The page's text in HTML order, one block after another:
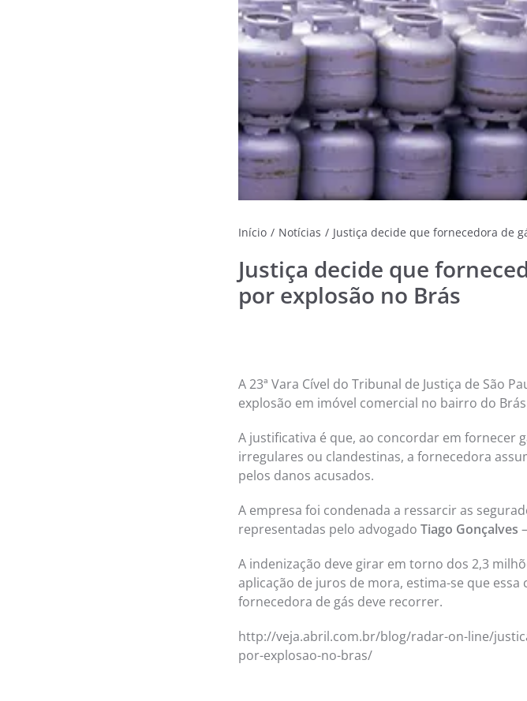
Início / Notícias / Justiça decide que fornecedora de
Justiça decide que
por explosão no Brás
A 23ª Vara Cível do Tribunal de Justiça de São
explosão em imóvel comercial no bairro do
A justificativa é que, ao concordar em fornecer
irregulares ou clandestinas, a fornecedora
pelos danos acusados.
A empresa foi condenada a ressarcir as
representadas pelo advogado Tiago Gonçalves
A indenização deve girar em torno dos 2,3
aplicação de juros de mora, estima-se que
fornecedora de gás deve recorrer.
http://veja.abril.com.br/blog/radar-on-line/
por-explosao-no-bras/